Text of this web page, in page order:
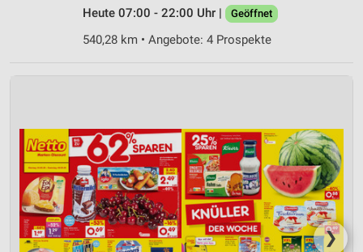
Heute 07:00 - 22:00 Uhr |
Geöffnet
540,28 km • Angebote: 4 Prospekte
❯